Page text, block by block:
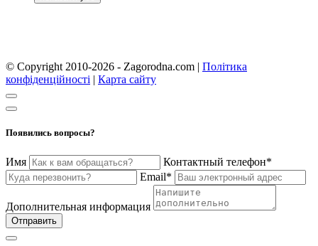
© Copyright 2010-2026 - Zagorodna.com | Політика
конфіденційності | Карта сайту
Появились вопросы?
Имя
Контактный телефон*
Email*
Дополнительная информация
Отправить